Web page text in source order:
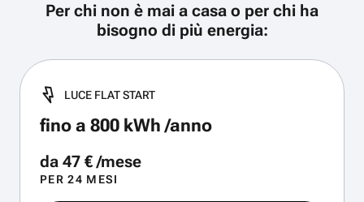
Per chi non è mai a casa o per chi ha
bisogno di più energia:
LUCE FLAT START
fino a 800 kWh /anno
da 47 € /mese
PER 24 MESI